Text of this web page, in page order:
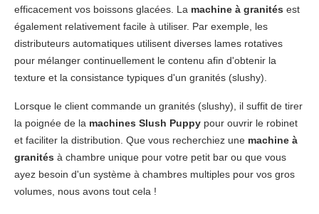
efficacement vos boissons glacées. La machine à granités est
également relativement facile à utiliser. Par exemple, les
distributeurs automatiques utilisent diverses lames rotatives
pour mélanger continuellement le contenu afin d'obtenir la
texture et la consistance typiques d'un granités (slushy).
Lorsque le client commande un granités (slushy), il suffit de tirer
la poignée de la machines Slush Puppy pour ouvrir le robinet
et faciliter la distribution. Que vous recherchiez une machine à
granités à chambre unique pour votre petit bar ou que vous
ayez besoin d'un système à chambres multiples pour vos gros
volumes, nous avons tout cela !